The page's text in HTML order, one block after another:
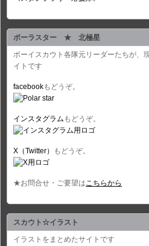
ポーラスター ★ 北極星
ボーイスカウト各隊元リーダーたちが、
イトです
facebookもどうぞ。
インスタグラム もどうぞ。
X（Twitter） もどうぞ。
★お問合せ・ご要望はこちらから
スカウト☆イラスト
イラストをまとめたサイトです